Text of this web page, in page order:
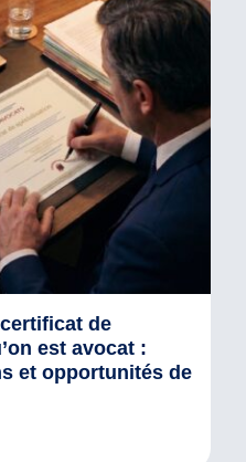
de
est avocat :
et opportunités de